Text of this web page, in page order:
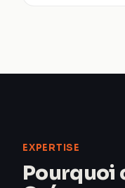
EXPERTISE
Pourquoi